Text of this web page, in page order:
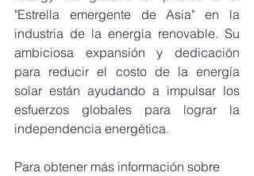
"Estrella emergente de Asia" en la
industria de la energía renovable. Su
ambiciosa expansión y dedicación
para reducir el costo de la energía
solar están ayudando a impulsar los
esfuerzos globales para lograr la
independencia energética.
Para obtener más información sobre